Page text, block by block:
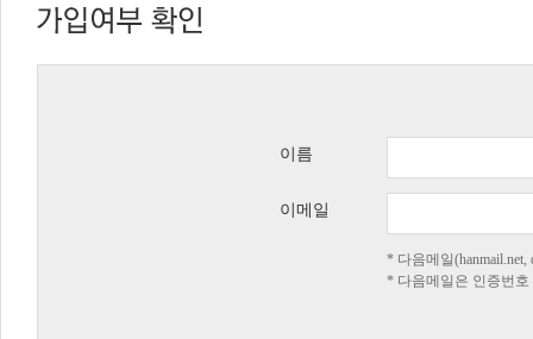
이름
이메일
* 다음메일
* 다음메일은 인증번